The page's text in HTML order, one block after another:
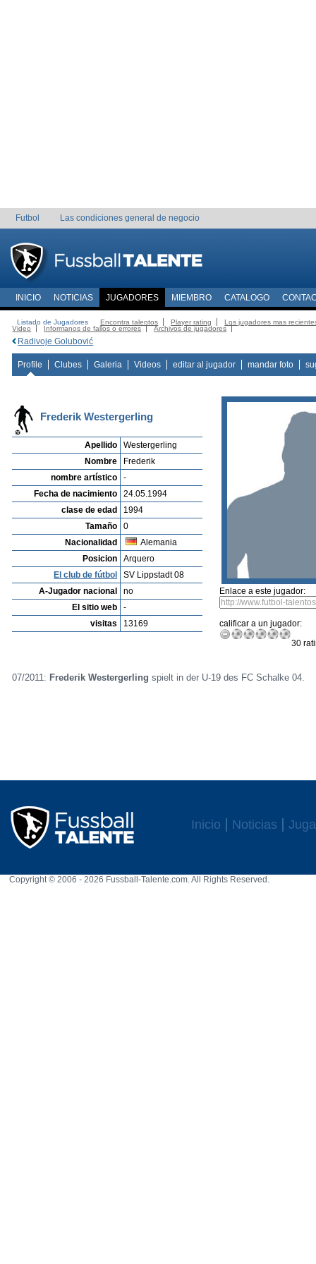
Futbol Las condiciones general de negocio
INICIO NOTICIAS JUGADORES MIEMBRO CATALOGO
Listado de Jugadores Encontra talentos Player rating
Los jugadores mas
Video
Informanos de fallos o errores Archivos de jugadores
Radivoje Golubović
Profile Clubes Galeria Videos editar al jugador mandar foto
Frederik Westergerling
Apellido
Westergerling
Nombre
Frederik
nombre artístico
-
Fecha de nacimiento
24.05.1994
clase de edad
1994
Tamaño
0
Nacionalidad
Alemania
Posicion
Arquero
El club de fútbol
SV Lippstadt 08
A-Jugador nacional
no
El sitio web
-
visitas
13169
Enlace a este jugador:
calificar a un jugador:
30
07/2011: Frederik Westergerlingspielt in der U-19 des FC Schalke 04.
Inicio Noticias
Copyright © 2006 - 2026 Fussball-Talente.com. All Rights Reserved.